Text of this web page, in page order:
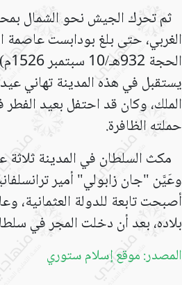
ثم تحرك الجيش نحو الشمال
يستقبل في هذه المدينة تهاني
الملك، وكان قد احتفل بعيد الفطر
حملته الظافرة.
مكث السلطان في المدينة
وعَيَّن "جان زابولي" أمير
أصبحت تابعة للدولة العثمانية،
بلاده، بعد أن دخلت المجر في
المصدر: موقع إسلام ستوري